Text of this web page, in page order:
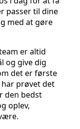
passer til dine
med at gøre
er altid
og give dig
det er første
prøvet det
den bedst
oplev,